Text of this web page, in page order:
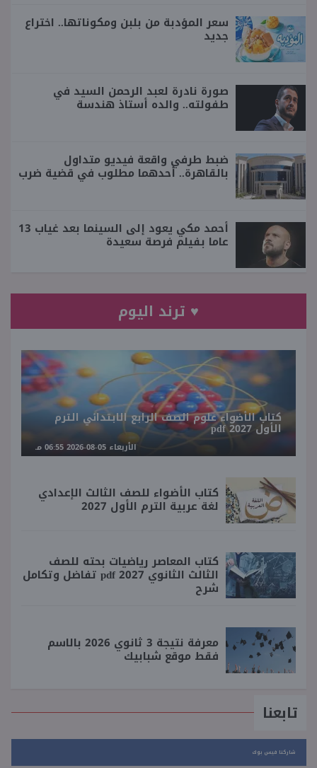
سعر المؤدبة من بلبن ومكوناتها.. اختراع
جديد
صورة نادرة لعبد الرحمن السيد في
طفولته.. والده أستاذ هندسة
ضبط طرفي واقعة فيديو متداول
بالقاهرة.. أحدهما مطلوب في قضية ضرب
أحمد مكي يعود إلى السينما بعد غياب 13
عاما بفيلم فرصة سعيدة
♥ ترند اليوم
كتاب الأضواء علوم الصف الرابع الابتدائي الترم
الأول 2027 pdf
الأربعاء 05-08-2026 06:55 مـ
كتاب الأضواء للصف الثالث الإعدادي
لغة عربية الترم الأول 2027
كتاب المعاصر رياضيات بحته للصف
الثالث الثانوي 2027 pdf تفاضل وتكامل
شرح
معرفة نتيجة 3 ثانوي 2026 بالاسم
فقط موقع شبابيك
تابعنا
شاركنا فيس بوك